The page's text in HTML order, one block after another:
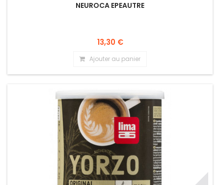
NEUROCA EPEAUTRE
13,30 €
Ajouter au panier